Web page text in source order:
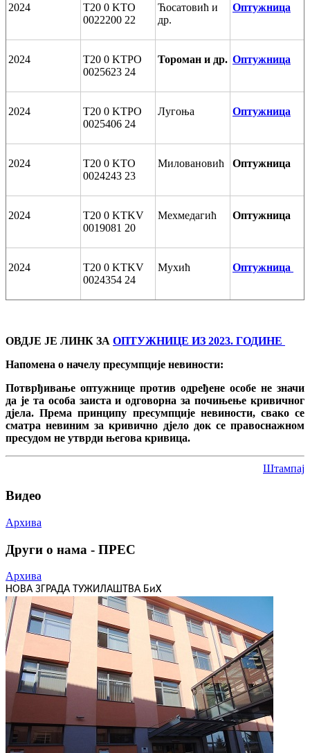
2024
T20 0 KTO
0022200 22
Ћосатовић и
др.
Оптужница
2024
T20 0 KTPO
0025623 24
Тороман и др. Оптужница
2024
T20 0 KTPO
0025406 24
Лугоња Оптужница
2024
T20 0 KTO
0024243 23
Миловановић Оптужница
2024
T20 0 KTKV
0019081 20
Мехмедагић Оптужница
2024
T20 0 KTKV
0024354 24
Мухић Оптужница
ОВДЈЕ ЈЕ ЛИНК ЗА ОПТУЖНИЦЕ ИЗ 2023. ГОДИНЕ
Напомена о начелу пресумпције невиности:
Потврђивање оптужнице против одређене особе не значи
да је та особа заиста и одговорна за почињење кривичног
дјела. Према принципу пресумпције невиности, свако се
сматра невиним за кривично дјело док се правоснажном
пресудом не утврди његова кривица.
Штампај
Видео
Архива
Други о нама - ПРЕС
Архива
НОВА ЗГРАДА ТУЖИЛАШТВА БиХ